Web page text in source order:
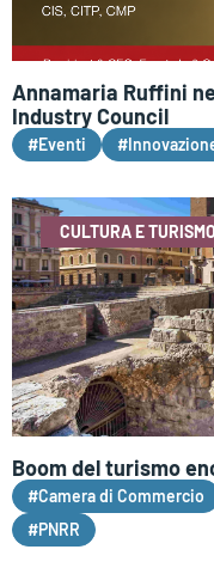
Annamaria Ruffini
Industry Council
#Eventi
CULTURA E TURISMO
Boom del turismo
#Camera di Commercio
#PNRR